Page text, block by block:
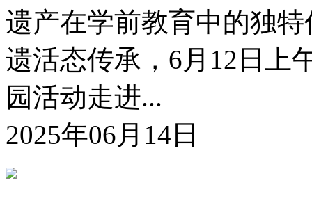
遗产在学前教育中的独
遗活态传承，6月12日上
园活动走进...
2025年06月14日